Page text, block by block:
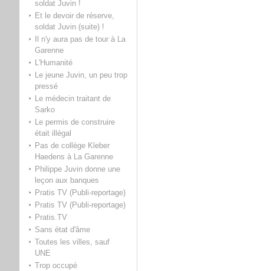
soldat Juvin !
Et le devoir de réserve,
soldat Juvin (suite) !
Il n'y aura pas de tour à La
Garenne
L'Humanité
Le jeune Juvin, un peu trop
pressé
Le médecin traitant de
Sarko
Le permis de construire
était illégal
Pas de collège Kleber
Haedens à La Garenne
Philippe Juvin donne une
leçon aux banques
Pratis TV (Publi-reportage)
Pratis TV (Publi-reportage)
Pratis.TV
Sans état d'âme
Toutes les villes, sauf
UNE
Trop occupé